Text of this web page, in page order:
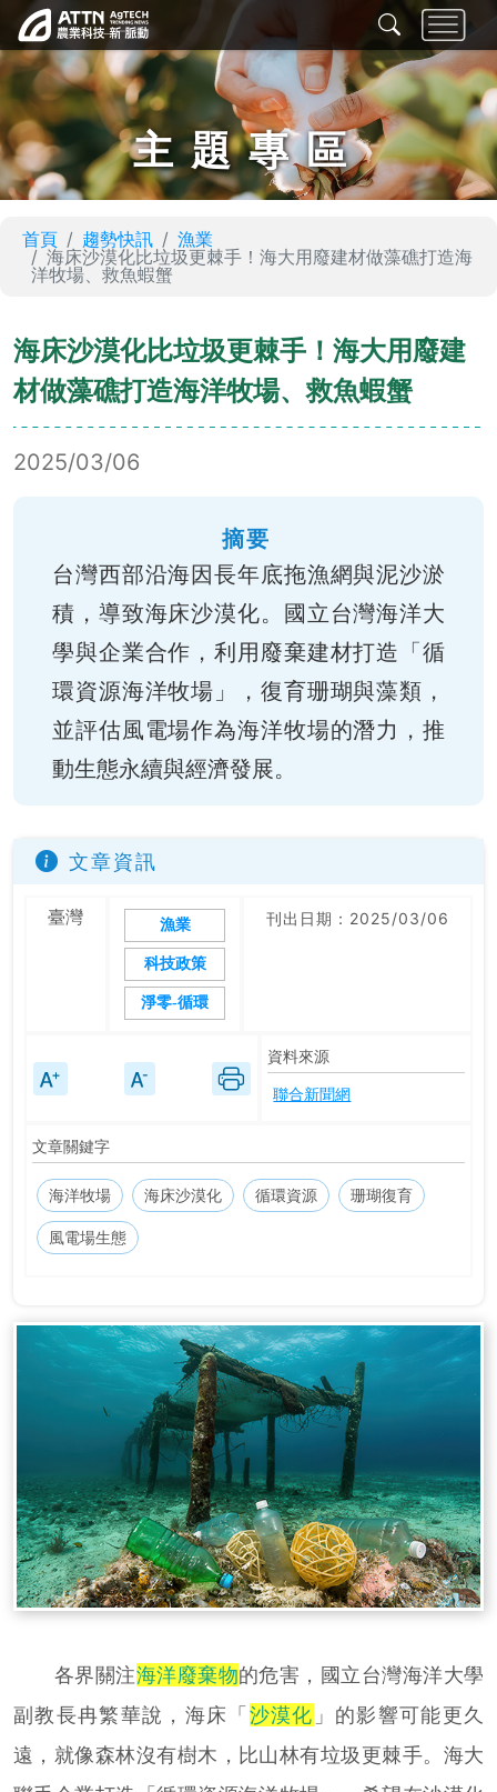
主題專區
首頁 趨勢快訊
漁業
海床沙漠化比垃圾更棘手！海大用廢建材做藻礁打造海
洋牧場、救魚蝦蟹
海床沙漠化比垃圾更棘手！海大用廢建
材做藻礁打造海洋牧場、救魚蝦蟹
2025/03/06
摘要
台灣西部沿海因長年底拖漁網與泥沙淤
積，導致海床沙漠化。國立台灣海洋大
學與企業合作，利用廢棄建材打造「循
環資源海洋牧場」，復育珊瑚與藻類，
並評估風電場作為海洋牧場的潛力，推
動生態永續與經濟發展。
文章資訊
臺灣 漁業
科技政策
淨零-循環
刊出日期：2025/03/06
資料來源
聯合新聞網
文章關鍵字
海洋牧場 海床沙漠化 循環資源 珊瑚復育
風電場生態
各界關注海洋廢棄物的危害，國立台灣海洋大學
副教長冉繁華說，海床「沙漠化 」的影響可能更久
遠，就像森林沒有樹木，比山林有垃圾更棘手。海大